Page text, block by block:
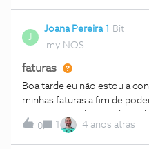
usado querem me cobrar
J
Joana Pereira 1
Bit
my NOS
faturas
Boa tarde eu não estou a
minhas faturas a fim de
a APP nos podem ajudar?
0
1 4 anos atrás